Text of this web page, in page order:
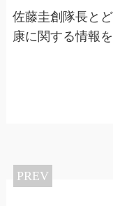
佐藤圭創隊長と
康に関する情報
PREV